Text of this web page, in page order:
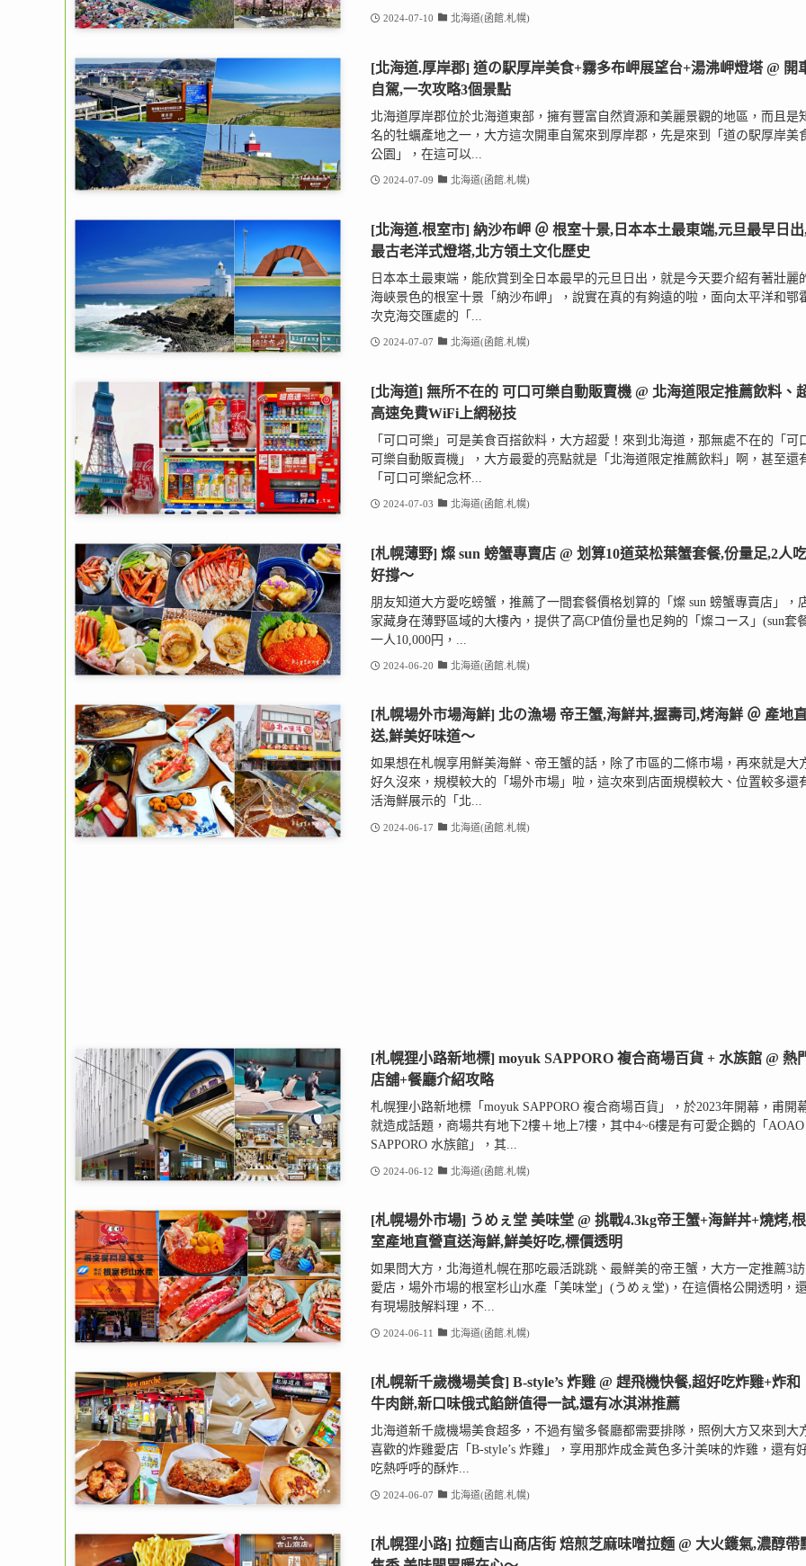
2024-07-10 北海道(函館.札幌)
[北海道.厚岸郡] 道の駅厚岸美食+霧多布岬展望台+湯沸岬燈塔 @ 開
自駕,一次攻略3個景點
北海道厚岸郡位於北海道東部，擁有豐富自然資源和美麗景觀的地區，而且是
名的牡蠣產地之一，大方這次開車自駕來到厚岸郡，先是來到「道の駅厚岸美
公園」，在這可以...
2024-07-09 北海道(函館.札幌)
[北海道.根室市] 納沙布岬 ＠ 根室十景,日本本土最東端,元旦最早日出
最古老洋式燈塔,北方領土文化歷史
日本本土最東端，能欣賞到全日本最早的元旦日出，就是今天要介紹有著壯麗
海峽景色的根室十景「納沙布岬」，說實在真的有夠遠的啦，面向太平洋和鄂
次克海交匯處的「...
2024-07-07 北海道(函館.札幌)
[北海道] 無所不在的 可口可樂自動販賣機 @ 北海道限定推薦飲料、
高速免費WiFi上網秘技
「可口可樂」可是美食百搭飲料，大方超愛！來到北海道，那無處不在的「可
可樂自動販賣機」，大方最愛的亮點就是「北海道限定推薦飲料」啊，甚至還
「可口可樂紀念杯...
2024-07-03 北海道(函館.札幌)
[札幌薄野] 燦 sun 螃蟹專賣店 @ 划算10道菜松葉蟹套餐,份量足,2人吃
好撐～
朋友知道大方愛吃螃蟹，推薦了一間套餐價格划算的「燦 sun 螃蟹專賣店」，
家藏身在薄野區域的大樓內，提供了高CP值份量也足夠的「燦コース」(sun套
一人10,000円，...
2024-06-20 北海道(函館.札幌)
[札幌場外市場海鮮] 北の漁場 帝王蟹,海鮮丼,握壽司,烤海鮮 ＠ 產地
送,鮮美好味道～
如果想在札幌享用鮮美海鮮、帝王蟹的話，除了市區的二條市場，再來就是大
好久沒來，規模較大的「場外市場」啦，這次來到店面規模較大、位置較多還
活海鮮展示的「北...
2024-06-17 北海道(函館.札幌)
[札幌狸小路新地標] moyuk SAPPORO 複合商場百貨 + 水族館 @ 熱
店舖+餐廳介紹攻略
札幌狸小路新地標「moyuk SAPPORO 複合商場百貨」，於2023年開幕，甫開
就造成話題，商場共有地下2樓＋地上7樓，其中4~6樓是有可愛企鵝的「AOAO
SAPPORO 水族館」，其...
2024-06-12 北海道(函館.札幌)
[札幌場外市場] うめぇ堂 美味堂 @ 挑戰4.3kg帝王蟹+海鮮丼+燒烤,根
室產地直營直送海鮮,鮮美好吃,標價透明
如果問大方，北海道札幌在那吃最活跳跳、最鮮美的帝王蟹，大方一定推薦3訪
愛店，場外市場的根室杉山水產「美味堂」(うめぇ堂)，在這價格公開透明，
有現場肢解料理，不...
2024-06-11 北海道(函館.札幌)
[札幌新千歲機場美食] B-style’s 炸雞 @ 趕飛機快餐,超好吃炸雞+炸和
牛肉餅,新口味俄式餡餅值得一試,還有冰淇淋推薦
北海道新千歲機場美食超多，不過有蠻多餐廳都需要排隊，照例大方又來到大
喜歡的炸雞愛店「B-style’s 炸雞」，享用那炸成金黃色多汁美味的炸雞，還有
吃熱呼呼的酥炸...
2024-06-07 北海道(函館.札幌)
[札幌狸小路] 拉麵吉山商店街 焙煎芝麻味噌拉麵 @ 大火鑊氣,濃醇帶